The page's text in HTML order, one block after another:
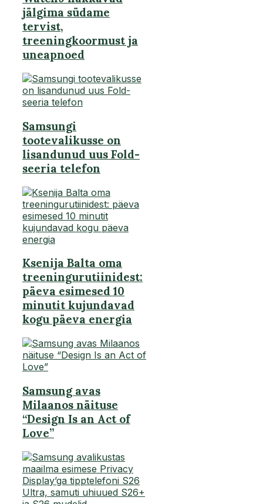
jälgima südame
tervist,
treeningkoormust ja
uneapnoed
Samsungi
tootevalikusse on
lisandunud uus Fold-
seeria telefon
Ksenija Balta oma
treeningurutiinidest:
päeva esimesed 10
minutit kujundavad
kogu päeva energia
Samsung avas
Milaanos näituse
“Design Is an Act of
Love”